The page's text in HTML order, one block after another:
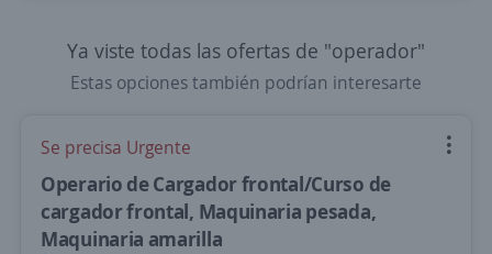
Ya viste todas las ofertas de "operador"
Estas opciones también podrían interesarte
Se precisa Urgente
Operario de Cargador frontal/Curso de
cargador frontal, Maquinaria pesada,
Maquinaria amarilla